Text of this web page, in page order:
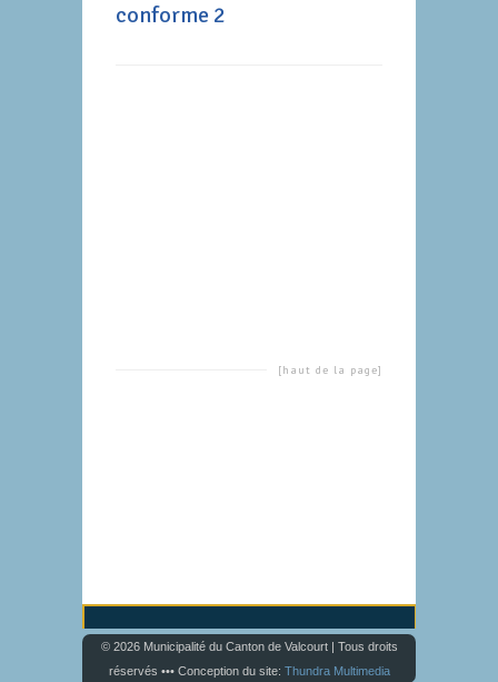
conforme 2
[haut de la page]
© 2026 Municipalité du Canton de Valcourt | Tous droits
réservés ••• Conception du site: Thundra Multimedia